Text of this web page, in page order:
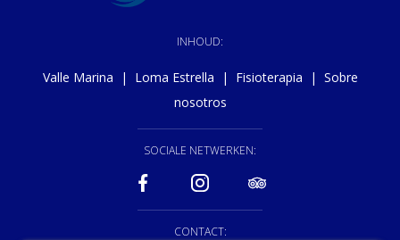
INHOUD:
Valle Marina | Loma Estrella | Fisioterapia | Sobre
nosotros
SOCIALE NETWERKEN:
CONTACT: